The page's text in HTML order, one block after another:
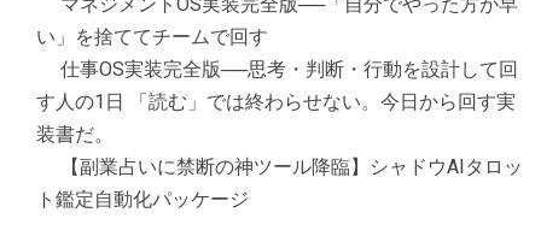
い」を捨ててチームで回す
仕事OS実装完全版──思考・判断・行動を設計して回
す人の1日 「読む」では終わらせない。今日から回す実
装書だ。
【副業占いに禁断の神ツール降臨】シャドウAIタロッ
ト鑑定自動化パッケージ